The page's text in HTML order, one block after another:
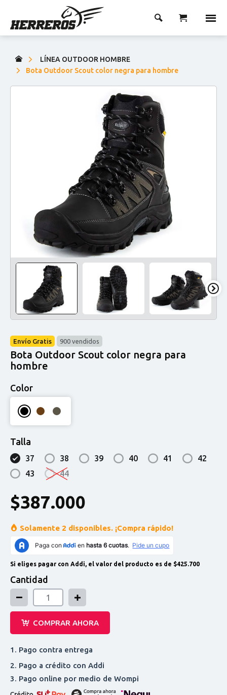
LÍNEA OUTDOOR HOMBRE
Bota Outdoor Scout color negra para hombre
Envío Gratis 900 vendidos
Bota Outdoor Scout color negra para
hombre
Color
Talla
37 38 39 40 41
42
43
44
$387.000
Solamente 2 disponibles. ¡Compra rápido!
Si eliges pagar con Addi, el valor del producto es de $425.700
Cantidad
COMPRAR AHORA
1. Pago contra entrega
2. Pago a crédito con Addi
3. Pago online por medio de Wompi